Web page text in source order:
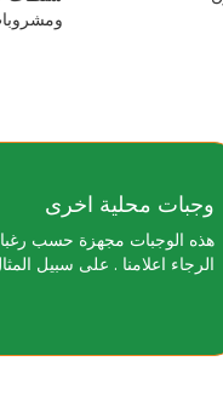
وجبات محلية اخرى
هذه الوجبات مجهزة حسب
الرجاء اعلامنا . على سبيل